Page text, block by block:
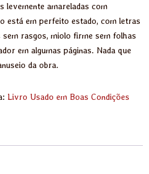
levemente amareladas com
está em perfeito estado, com letras
rasgos, miolo firme sem folhas
em algumas páginas. Nada que
da obra.
Livro Usado em Boas Condições